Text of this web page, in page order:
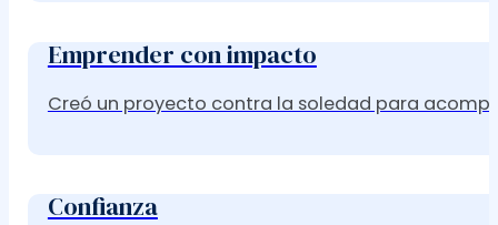
Emprender con impacto
Creó un proyecto contra la soledad para
Confianza